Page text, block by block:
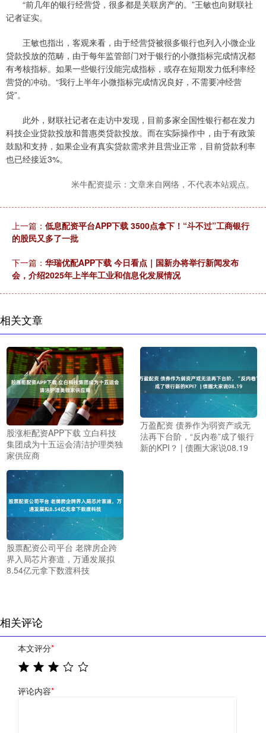
“前几年的银行经营贷，很多都是关联房产的。”王敏也向财联社
记者证实。
王敏也指出，客观来看，由于经营贷被很多银行也列入小微企业
贷款投放的范畴，由于每年监管部门对于银行的小微指标完成情况都
有考核指标。如果一些银行没能完成指标，或存在短期发力低利率经
营贷的冲动。“我行上半年小微指标完成情况良好，不需要冲经营
贷”。
此外，财联社记者在走访中发现，目前多家全国性银行都在发力
科技企业贷款投放和普惠类贷款投放。而在实际操作中，由于有政策
鼓励和支持，如果企业有真实贷款需求并且营业正常，目前贷款利率
也已经接近3%。
米牛配资提示：文章来自网络，不代表本站观点。
上一篇： 低息配资平台APP下载 3500点拿下！“斗不过”工商银行
的股民又多了一批
下一篇： 华瑞优配APP下载 今日看点｜国新办将举行新闻发布
会，介绍2025年上半年工业和信息化发展情况
相关文章
股涨柜配资APP下载 立白科技
集团成为十五运会清洁护理类独
家供应商
万盈配资 债券作为弱资产或无
法再下台阶，“反内卷”成了银行
新的KPI？ | 债圈大家说08.19
股票配资公司平台 老牌房企跨
界入局芯片赛道，万通发展拟
8.54亿元拿下数渡科技
相关评论
本文评分*
评论内容*